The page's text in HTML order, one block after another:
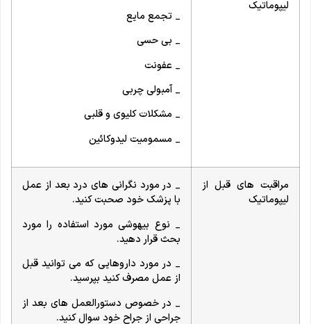
لیپوماتیک
_ تجمع مایع
_ بی حسی
_ عفونت
_ آمبولی چربی
_ مشکلات کلیوی و قلبی
_ مسمومیت لیدوکائین
مراقبت های قبل از
لیپوماتیک
_ در مورد نگرانی های درد بعد از عمل
با پزشک خود صحبت کنید.
_ نوع بیهوشی مورد استفاده را مورد
بحث قرار دهید.
_ در مورد داروهایی که می توانید قبل
از عمل مصرف کنید بپرسید.
_ در خصوص دستورالعمل های بعد از
جراحی از جراح خود سوال کنید.